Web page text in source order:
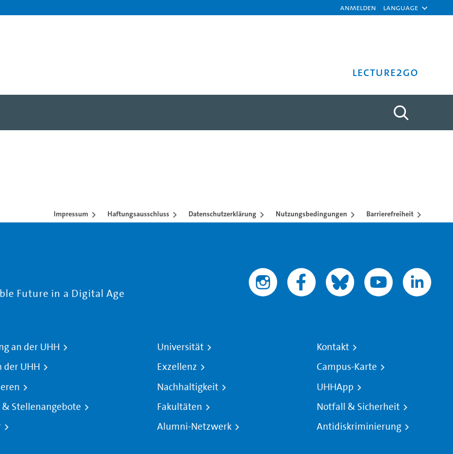
Anmelden Language
Lecture2Go
Impressum Haftungsausschluss Datenschutzerklärung Nutzungsbedingungen Barrierefreiheit
Future in a Digital Age
an der UHH
der UHH
Stellenangebote
Universität
Exzellenz
Nachhaltigkeit
Fakultäten
Alumni-Netzwerk
Kontakt
Campus-Karte
UHHApp
Notfall & Sicherheit
Antidiskriminierung